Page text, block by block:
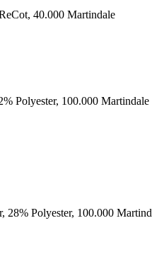
40.000 Martindale
Polyester, 100.000 Martindale
28% Polyester, 100.000 Martind